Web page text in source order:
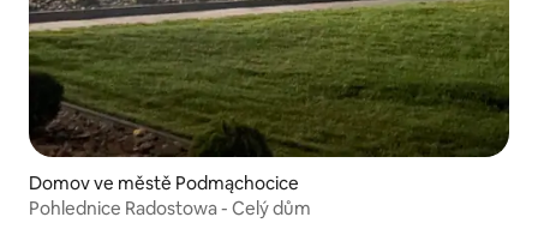
Domov ve městě Podmąchocice
Pohlednice Radostowa - Celý dům